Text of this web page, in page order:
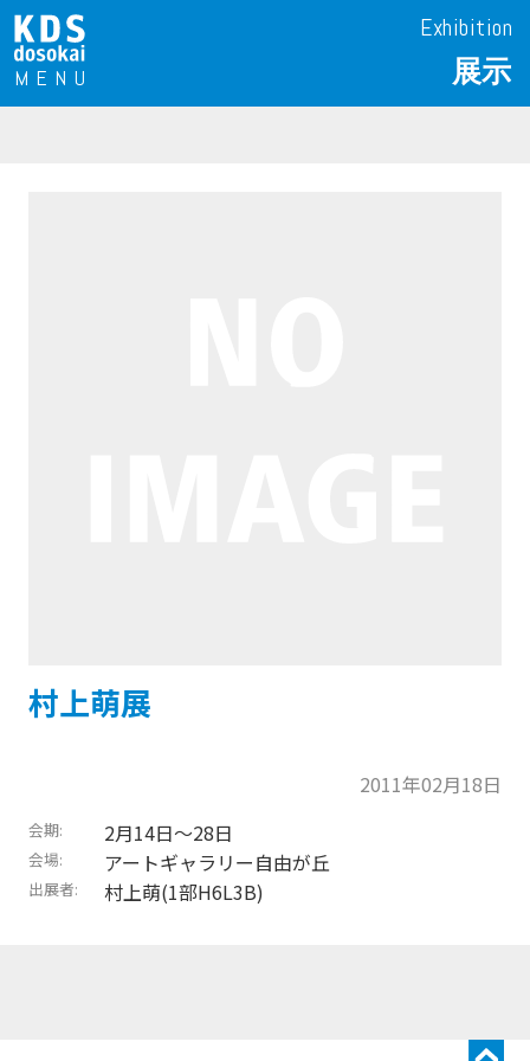
Exhibition
展示
村上萌展
2011年02月18日
会期 2月14日〜28日
会場 アートギャラリー自由が丘
出展者 村上萌(1部H6L3B)